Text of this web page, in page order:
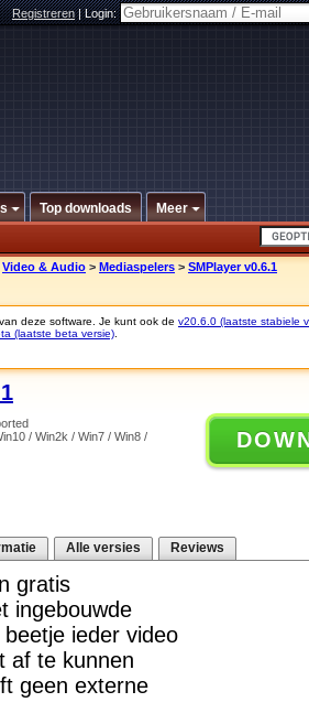
Registreren|Login:
Top downloads Meer
Video & Audio > Mediaspelers > SMPlayer v0.6.1
deze software. Je kunt ook de v20.6.0 (laatste stabiele
(laatste beta versie)
/ Win2k / Win7 / Win8 /
Alle versies Reviews
gratis
ingebouwde
ieder video
af te kunnen
geen externe